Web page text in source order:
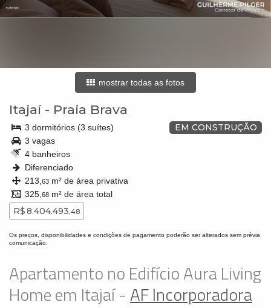
mostrar todas as fotos
Itajaí- Praia Brava
EM CONSTRUÇÃO
3 dormitórios (3 suítes)
3 vagas
4 banheiros
Diferenciado
213, 63 m² de área privativa
325, 68 m² de área total
R$ 8.404.493,48
Os preços, disponibilidades e condições de pagamento poderão ser alterados sem prévia
comunicação.
Apartamento no Edifício Aura Living
Home em Itajaí -AF Incorporadora